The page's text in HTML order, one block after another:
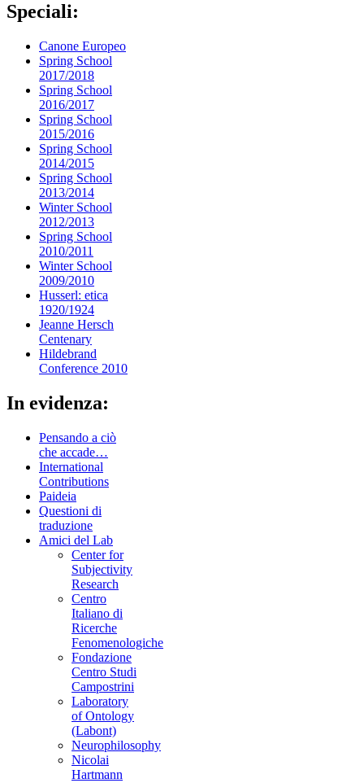
Speciali:
Canone Europeo
Spring School
2017/2018
Spring School
2016/2017
Spring School
2015/2016
Spring School
2014/2015
Spring School
2013/2014
Winter School
2012/2013
Spring School
2010/2011
Winter School
2009/2010
Husserl: etica
1920/1924
Jeanne Hersch
Centenary
Hildebrand
Conference 2010
In evidenza:
Pensando a ciò
che accade…
International
Contributions
Paideia
Questioni di
traduzione
Amici del Lab
Center for
Subjectivity
Research
Centro
Italiano di
Ricerche
Fenomenologiche
Fondazione
Centro Studi
Campostrini
Laboratory
of Ontology
(Labont)
Neurophilosophy
Nicolai
Hartmann